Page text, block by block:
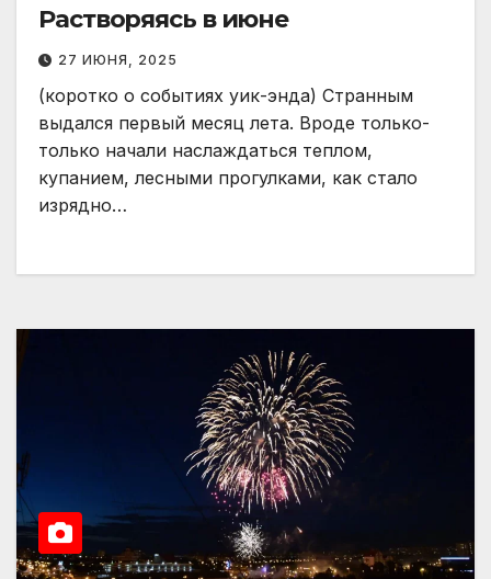
Растворяясь в июне
27 ИЮНЯ, 2025
(коротко о событиях уик-энда) Странным
выдался первый месяц лета. Вроде только-
только начали наслаждаться теплом,
купанием, лесными прогулками, как стало
изрядно…